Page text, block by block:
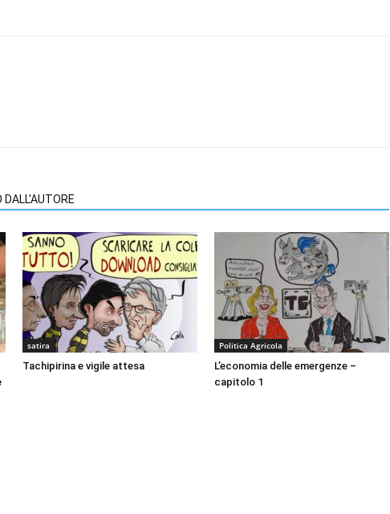
DALL'AUTORE
satira
Tachipirina e vigile attesa
Politica Agricola
L’economia delle emergenze –
capitolo 1